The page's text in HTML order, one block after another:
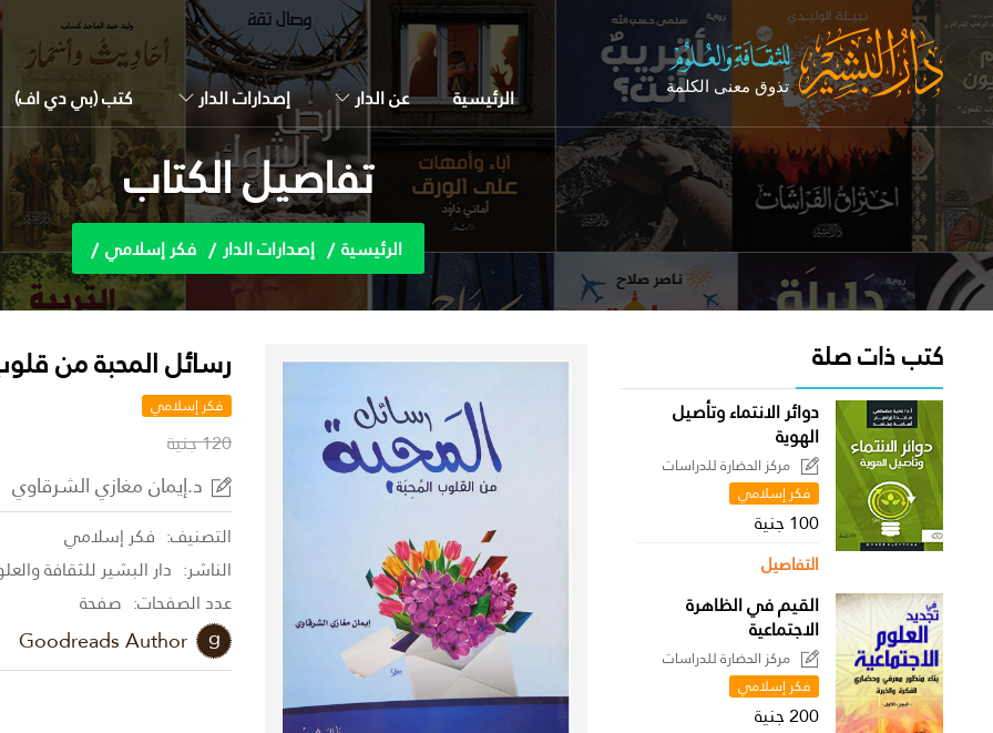
الرئيسية عن الدار إصدارات الدار كتب (بي دي اف)
تفاصيل الكتاب
الرئيسية إصدارات الدار فكر إسلامي
كتب ذات صلة
دوائر الانتماء وتأصيل
الهوية
مركز الحضارة للدراسات
السياسية
فكر إسلامي
100 جنية
التفاصيل
القيم في الظاهرة
الاجتماعية
مركز الحضارة للدراسات
السياسية
فكر إسلامي
200 جنية
رسائل المحبة من
فكر إسلامي
120 جنية
د.إيمان مغازي الشرقاوي
التصنيف: فكر إسلامي
الناشر: دار البشير للثقافة
عدد الصفحات: صفحة
Goodreads Author